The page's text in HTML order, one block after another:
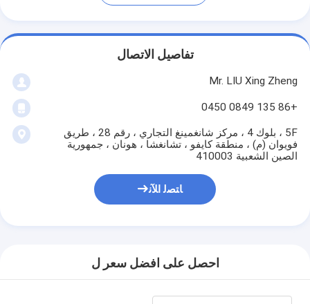
تفاصيل الاتصال
Mr. LIU Xing Zheng
+86 135 0849 0450
5F ، بلوك 4 ، مركز شانغمينغ التجاري ، رقم 28 ، طريق
فويوان (م) ، منطقة كايفو ، تشانغشا ، هونان ، جمهورية
الصين الشعبية 410003
ﺎﺘﺼﻟ ﺍﻶﻧ
احصل على افضل سعر ل